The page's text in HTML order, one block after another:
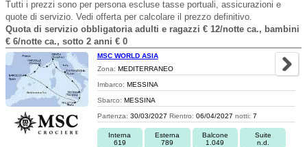
Tutti i prezzi sono per persona escluse tasse portuali, assicurazioni e
quote di servizio. Vedi offerta per calcolare il prezzo definitivo.
Quota di servizio obbligatoria adulti e ragazzi € 12/notte ca., bambini
€ 6/notte ca., sotto 2 anni € 0
MSC WORLD ASIA
Zona: MEDITERRANEO
Imbarco: MESSINA
Sbarco: MESSINA
Partenza: 30/03/2027 Rientro: 06/04/2027 notti: 7
Interna
619
Esterna
789
Balcone
1.049
Suite
n.d.